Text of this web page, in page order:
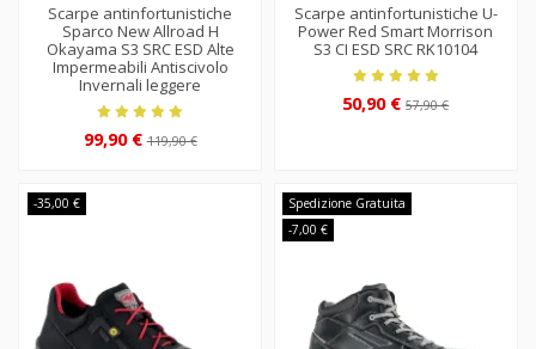
Scarpe antinfortunistiche
Sparco New Allroad H
Okayama S3 SRC ESD Alte
Impermeabili Antiscivolo
Invernali leggere
99,90 €119,90 €
Scarpe antinfortunistiche U-
Power Red Smart Morrison
S3 CI ESD SRC RK10104
50,90 €57,90 €
-35,00 €
Spedizione Gratuita
-7,00 €